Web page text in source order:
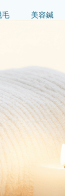
毛 美容鍼